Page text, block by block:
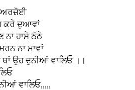
ਅਰਜ਼ੋਈ
ਕਰੇ ਦੁਆਵਾਂ
ਨਾ ਹਾਸੇ ਠੱਠੇ
ਨਾ ਮਾਵਾਂ
ਉਹ ਦੁਨੀਆਂ ਵਾਲਿਓ ।।
ਵਾਲਿਓ,,,,,